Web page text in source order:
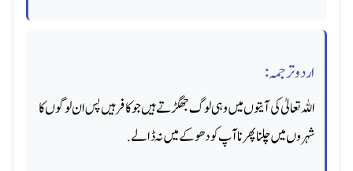
اردو ترجمہ:
اللہ تعالیٰ کی آیتوں میں وہی لوگ جھگڑتے ہیں جو کافر ہیں پس ان لوگوں کا
شہروں میں چلنا پھرنا آپ کو دھوکے میں نہ ڈالے.